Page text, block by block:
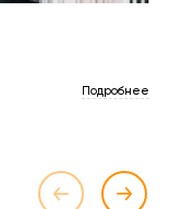
Подробнее